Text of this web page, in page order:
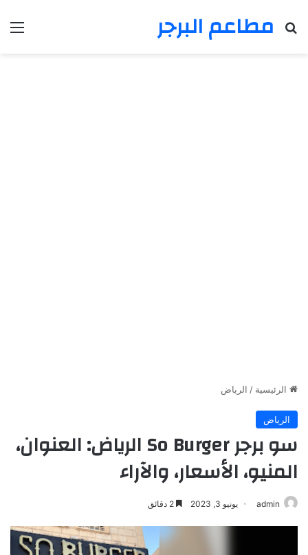
مطاعم البرجر
بحث عن
الرئيسية / الرياض
الرياض
سو برجر So Burger الرياض: العنوان،
المنيو، الأسعار، والآراء
admin يونيو 3, 2023